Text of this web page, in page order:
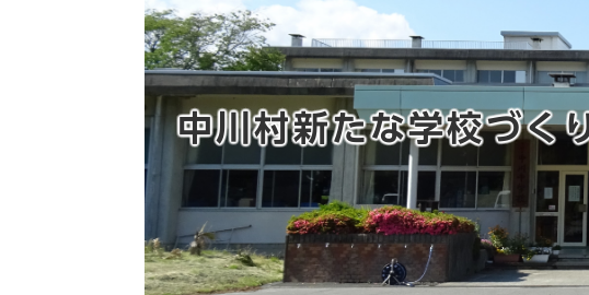
中川村新たな学校づく